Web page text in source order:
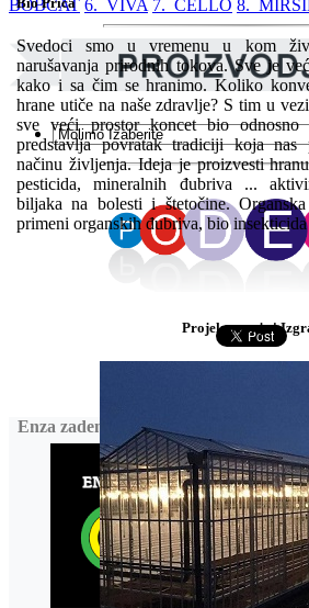
Svedoci smo u vremenu u kom
narušavanja prirodnih tokova. Sve je
kako i sa čim se hranimo. Koliko
hrane utiče na naše zdravlje? S tim u
sve veći prostor koncet bio odnosno
predstavlja povratak tradiciji koja nas
načinu življenja. Ideja je proizvesti
pesticida, mineralnih đubriva ...
biljaka na bolesti i štetočine.
primeni organskih đubriva, bio
Projektovanje i
BOBCAT 6. VIVA 7. CELLO 8.
Enza zaden